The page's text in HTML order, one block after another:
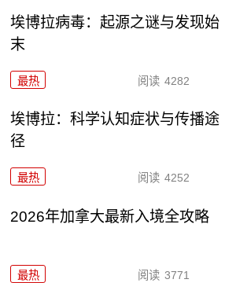
埃博拉病毒：起源之谜与发现始
末
最热 阅读 4282
埃博拉：科学认知症状与传播途
径
最热 阅读 4252
2026年加拿大最新入境全攻略
最热 阅读 3771